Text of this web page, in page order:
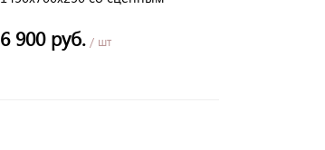
6 900 руб. / шт